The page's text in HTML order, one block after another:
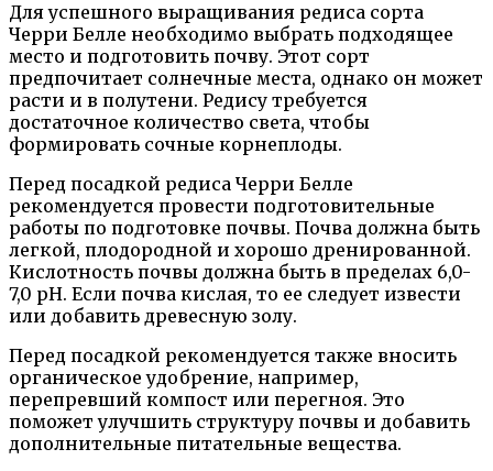
Для успешного выращивания редиса сорта
Черри Белле необходимо выбрать подходящее
место и подготовить почву. Этот сорт
предпочитает солнечные места, однако он может
расти и в полутени. Редису требуется
достаточное количество света, чтобы
формировать сочные корнеплоды.
Перед посадкой редиса Черри Белле
рекомендуется провести подготовительные
работы по подготовке почвы. Почва должна быть
легкой, плодородной и хорошо дренированной.
Кислотность почвы должна быть в пределах 6,0-
7,0 pH. Если почва кислая, то ее следует извести
или добавить древесную золу.
Перед посадкой рекомендуется также вносить
органическое удобрение, например,
перепревший компост или перегноя. Это
поможет улучшить структуру почвы и добавить
дополнительные питательные вещества.